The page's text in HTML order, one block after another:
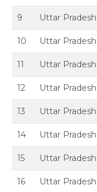
9 Uttar Pradesh
10 Uttar Pradesh
11 Uttar Pradesh
12 Uttar Pradesh
13 Uttar Pradesh
14 Uttar Pradesh
15 Uttar Pradesh
16 Uttar Pradesh